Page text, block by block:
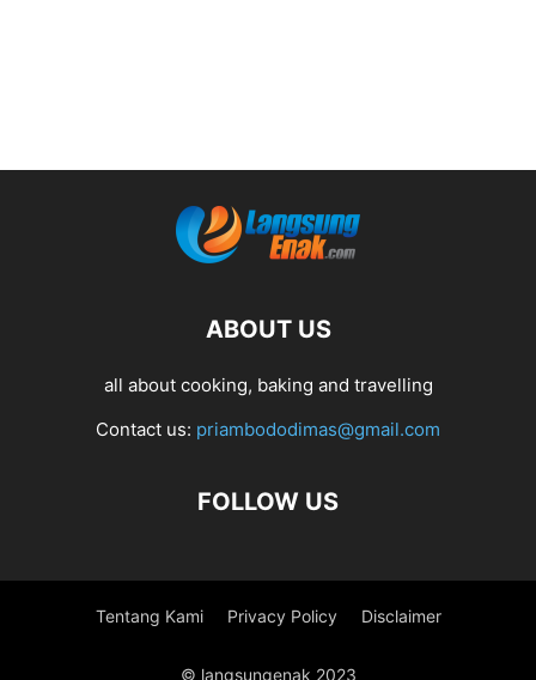
ABOUT US
all about cooking, baking and travelling
Contact us: priambododimas@gmail.com
FOLLOW US
Tentang Kami Privacy Policy Disclaimer
© langsungenak 2023